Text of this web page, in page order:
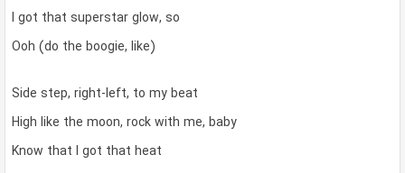
I got that superstar glow, so
Ooh (do the boogie, like)
Side step, right-left, to my beat
High like the moon, rock with me, baby
Know that I got that heat